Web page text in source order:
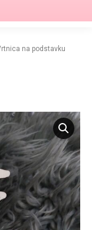
na podstavku